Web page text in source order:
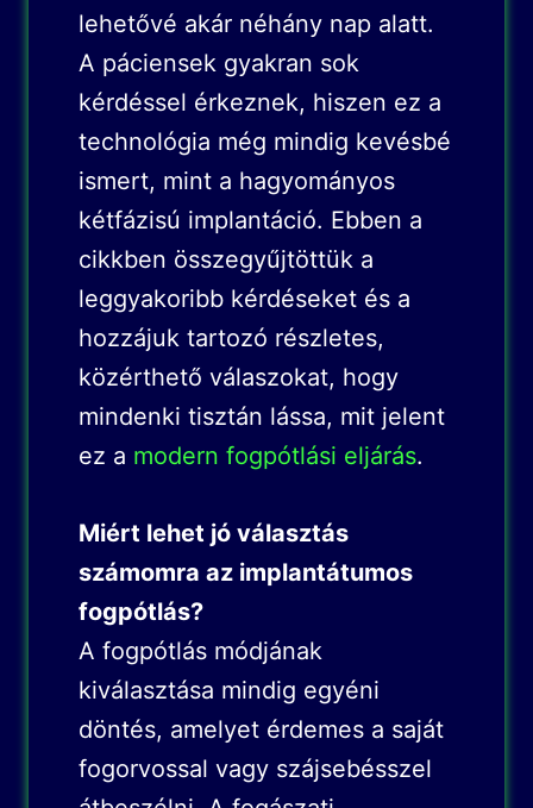
lehetővé akár néhány nap alatt.
A páciensek gyakran sok
kérdéssel érkeznek, hiszen ez a
technológia még mindig kevésbé
ismert, mint a hagyományos
kétfázisú implantáció. Ebben a
cikkben összegyűjtöttük a
leggyakoribb kérdéseket és a
hozzájuk tartozó részletes,
közérthető válaszokat, hogy
mindenki tisztán lássa, mit jelent
ez a modern fogpótlási eljárás.
Miért lehet jó választás
számomra az implantátumos
fogpótlás?
A fogpótlás módjának
kiválasztása mindig egyéni
döntés, amelyet érdemes a saját
fogorvossal vagy szájsebésszel